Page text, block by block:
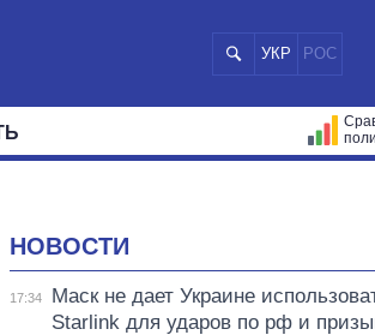
УКР РОС
НОВОСТИ
17:34
Маск не дает Украине
Starlink для ударов по рф и